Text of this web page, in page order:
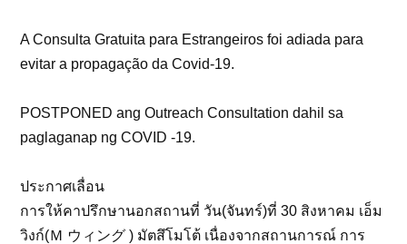
A Consulta Gratuita para Estrangeiros foi adiada para
evitar a propagação da Covid-19.
POSTPONED ang Outreach Consultation dahil sa
paglaganap ng COVID -19.
ประกาศเลื่อน
การให้คาปรึกษานอกสถานที่ วัน(จันทร์)ที่ 30 สิงหาคม เอ็ม
วิงก์(Ｍ ウィング ) มัตสึโมโต้ เนื่องจากสถานการณ์ การ